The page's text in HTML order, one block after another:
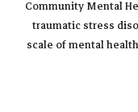
Community Mental
traumatic stress
scale of mental